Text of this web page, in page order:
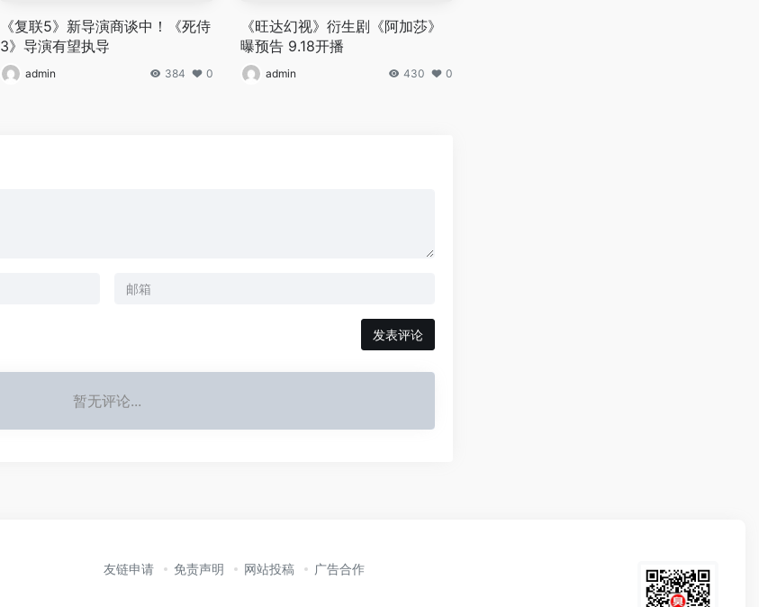
《复联5》新导演商谈中！《死侍
3》导演有望执导
admin 384 0
《旺达幻视》衍生剧《阿加莎》
曝预告 9.18开播
admin 430 0
发表评论
暂无评论...
友链申请 免责声明 网站投稿 广告合作